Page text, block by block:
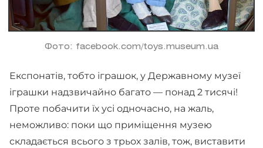
Фото: facebook.com/toys.museum.ua
Експонатів, тобто іграшок, у Державному музеї
іграшки надзвичайно багато — понад 2 тисячі!
Проте побачити їх усі одночасно, на жаль,
неможливо: поки що приміщення музею
складається всього з трьох залів, тож, виставити